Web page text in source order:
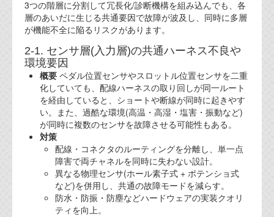
3つの階層に分割して冗長化/診断機構を組み込んでも、各
層のあいだに生じる共通要因で故障が波及し、同時に多層
が機能不全に陥るリスクがあります。
2-1. センサ層(入力層)の共通ハーネス不良や
環境要因
概要 ペダル位置センサやスロットル位置センサを二重
化していても、配線ハーネスの取り回しが同一ルート
を経由していると、ショートや断線が同時に起きやす
い。また、過酷な環境(高温・高湿・塩害・振動など)
が同時に複数のセンサを故障させる可能性もある。
対策
配線・コネクタのルーティングを分離し、単一点
障害で両チャネルを同時に失わない設計。
異なる物理センサ(ホール素子式 + ポテンショ式
など)を併用し、共通の故障モードを減らす。
防水・防振・防塵などハードウェアの実装クオリ
ティを向上。